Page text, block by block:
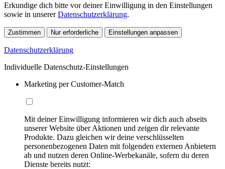
Erkundige dich bitte vor deiner Einwilligung in den Einstellungen
sowie in unsererDatenschutzerklärung.
Zustimmen Nur erforderliche Einstellungen anpassen
Datenschutzerklärung
Individuelle Datenschutz-Einstellungen
Marketing per Customer-Match
Mit deiner Einwilligung informieren wir dich auch abseits
unserer Website über Aktionen und zeigen dir relevante
Produkte. Dazu gleichen wir deine verschlüsselten
personenbezogenen Daten mit folgenden externen Anbietern
ab und nutzen deren Online-Werbekanäle, sofern du deren
Dienste bereits nutzt: